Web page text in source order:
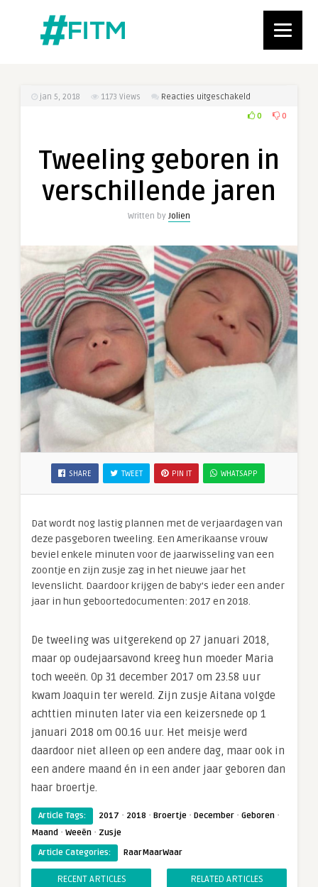
jan 5, 2018 1173 Views Reacties uitgeschakeld
Tweeling
verschillende
0 0
Tweeling geboren in
verschillende jaren
Written by Jolien
SHARE TWEET PIN IT WHATSAPP
Dat wordt nog lastig plannen met de verjaardagen van
deze pasgeboren tweeling. Een Amerikaanse vrouw
beviel enkele minuten voor de jaarwisseling van een
zoontje en zijn zusje zag in het nieuwe jaar het
levenslicht. Daardoor krijgen de baby’s ieder een ander
jaar in hun geboortedocumenten: 2017 en 2018.
De tweeling was uitgerekend op 27 januari 2018,
maar op oudejaarsavond kreeg hun moeder Maria
toch weeën. Op 31 december 2017 om 23.58 uur
kwam Joaquin ter wereld. Zijn zusje Aitana volgde
achttien minuten later via een keizersnede op 1
januari 2018 om 00.16 uur. Het meisje werd
daardoor niet alleen op een andere dag, maar ook in
een andere maand én in een ander jaar geboren dan
haar broertje.
Article Tags: 2017 · 2018 · Broertje · December · Geboren ·
Maand · Weeën · Zusje
Article Categories:
RaarMaarWaar
RECENT ARTICLES RELATED ARTICLES